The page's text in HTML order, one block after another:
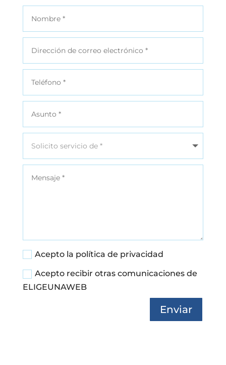
Acepto la política de privacidad
Acepto recibir otras comunicaciones de
ELIGEUNAWEB
Enviar